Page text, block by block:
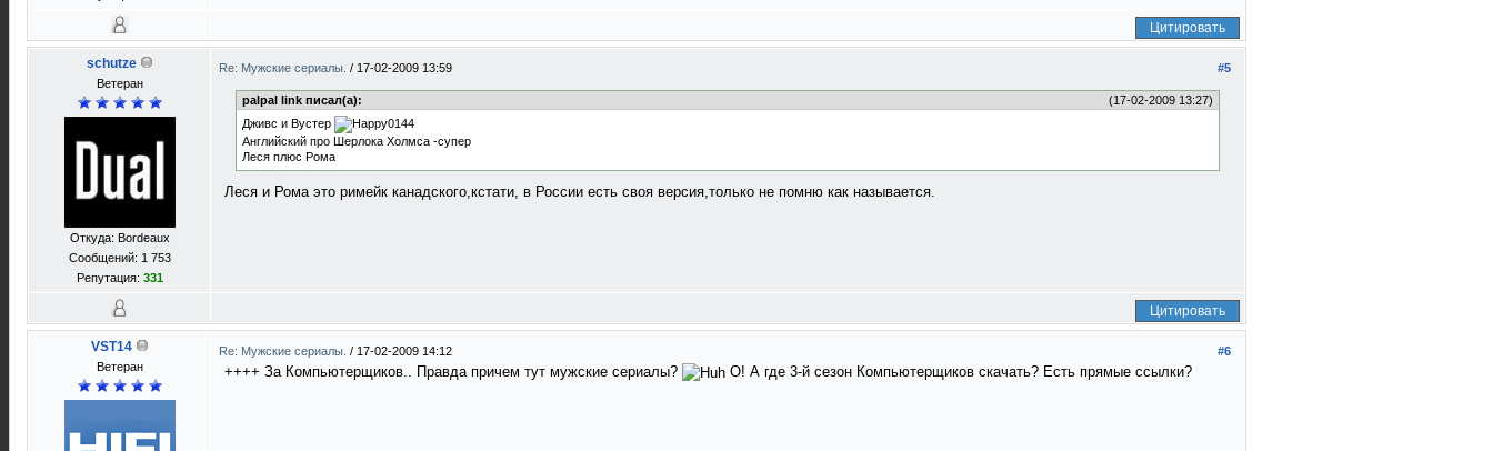
Цитировать
schutze
Ветеран
Откуда: Bordeaux
Сообщений: 1 753
Репутация: 331
#5
Re: Мужские сериалы. / 17-02-2009 13:59
(17-02-2009 13:27)
palpal link писал(а):
Дживс и Вустер
Английский про Шерлока Холмса -супер
Леся плюс Рома
Леся и Рома это римейк канадского,кстати, в России есть своя версия,только не помню как называется.
Цитировать
VST14
Ветеран
#6
Re: Мужские сериалы. / 17-02-2009 14:12
++++ За Компьютерщиков.. Правда причем тут мужские сериалы? О! А где 3-й сезон Компьютерщиков скачать? Есть прямые ссылки?